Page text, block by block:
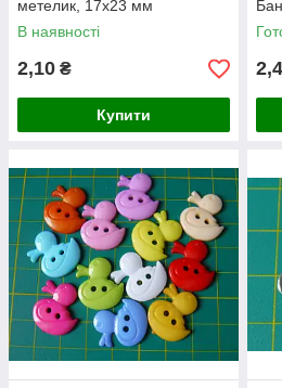
метелик, 17х23 мм
В наявності
2,10 ₴
Купити